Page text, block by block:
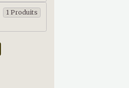
1 Produits